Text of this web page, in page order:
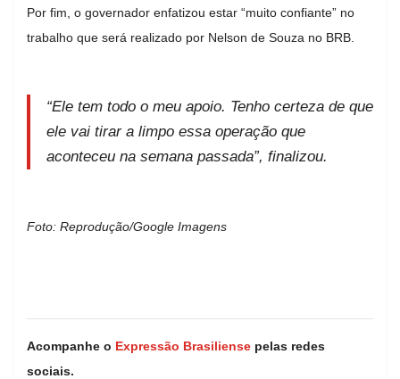
Por fim, o governador enfatizou estar “muito confiante” no
trabalho que será realizado por Nelson de Souza no BRB.
“Ele tem todo o meu apoio. Tenho certeza de que
ele vai tirar a limpo essa operação que
aconteceu na semana passada”, finalizou.
Foto: Reprodução/Google Imagens
Acompanhe o Expressão Brasiliense pelas redes
sociais.